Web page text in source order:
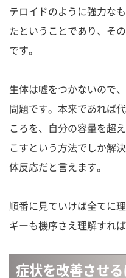
テロイドのように強力な
たということであり、そ
です。
生体は嘘をつかないので
問題です。本来であれば
ころを、自分の容量を超
こすという方法でしか解
体反応だと言えます。
順番に見ていけば全てに
ギーも機序さえ理解すれ
症状を改善させ